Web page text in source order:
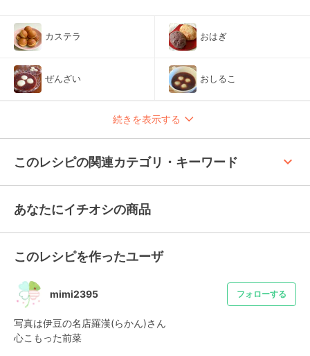
カステラ おはぎ
ぜんざい おしるこ
続きを表示する
このレシピの関連カテゴリ・キーワード keyboard_arrow_up
あなたにイチオシの商品
このレシピを作ったユーザ
mimi2395 フォローする
写真は伊豆の名店羅漢(⁠らかん)さん
心こもった前菜